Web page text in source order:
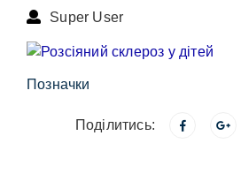
Super User
Позначки
Поділитись: